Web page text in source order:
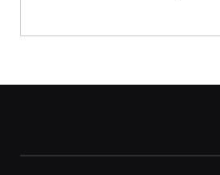
رحلاته إلى مومباي
الثامنة